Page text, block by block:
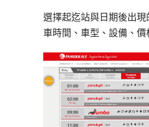
選擇起迄站與日期後出
車時間、車型、設備、價